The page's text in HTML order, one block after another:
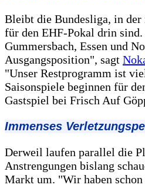
Bleibt die Bundesliga, in
für den EHF-Pokal drin
Gummersbach, Essen und
Ausgangsposition", sagt
"Unser Restprogramm ist
Saisonspiele beginnen für
Gastspiel bei Frisch Auf
Immenses
Derweil laufen parallel die
Anstrengungen bislang
Markt um. "Wir haben